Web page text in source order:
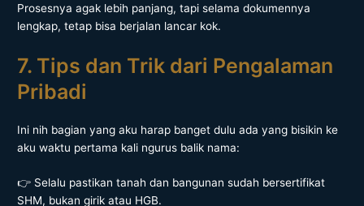
Prosesnya agak lebih panjang, tapi selama dokumennya
lengkap, tetap bisa berjalan lancar kok.
7. Tips dan Trik dari Pengalaman
Pribadi
Ini nih bagian yang aku harap banget dulu ada yang bisikin ke
aku waktu pertama kali ngurus balik nama:
👉 Selalu pastikan tanah dan bangunan sudah bersertifikat
SHM, bukan girik atau HGB.